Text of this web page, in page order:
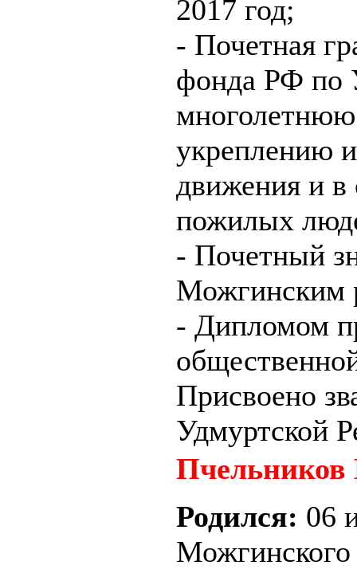
2017 год;
- Почетная
фонда РФ по
укреплению
движения и
пожилых
- Почетный
Можгинским
- Дипломом
Присвоено
Удмуртской
Пчельников
Родился: 06